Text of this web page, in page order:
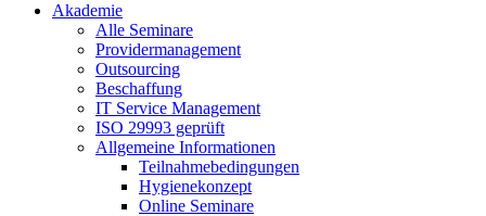
Akademie
Alle Seminare
Providermanagement
Outsourcing
Beschaffung
IT Service Management
ISO 29993 geprüft
Allgemeine Informationen
Teilnahmebedingungen
Hygienekonzept
Online Seminare